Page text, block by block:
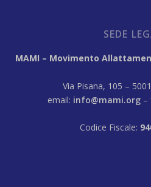
SEDE
MAMI – Movimento
Via Pisana, 105 –
email: info@mami.org –
Codice Fiscale: